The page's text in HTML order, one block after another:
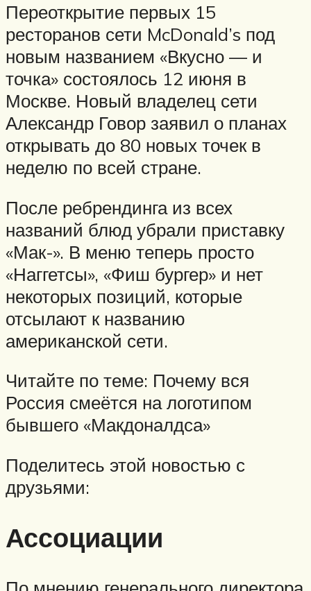
Переоткрытие первых 15
ресторанов сети McDonald’s под
новым названием «Вкусно — и
точка» состоялось 12 июня в
Москве. Новый владелец сети
Александр Говор заявил о планах
открывать до 80 новых точек в
неделю по всей стране.
После ребрендинга из всех
названий блюд убрали приставку
«Мак-». В меню теперь просто
«Наггетсы», «Фиш бургер» и нет
некоторых позиций, которые
отсылают к названию
американской сети.
Читайте по теме: Почему вся
Россия смеётся на логотипом
бывшего «Макдоналдса»
Поделитесь этой новостью с
друзьями:
Ассоциации